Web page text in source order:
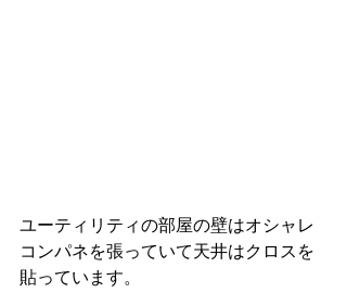
ユーティリティの部屋の壁はオシャレ
コンパネを張っていて天井はクロスを
貼っています。